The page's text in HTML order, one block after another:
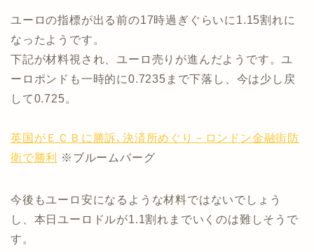
ユーロの指標が出る前の17時過ぎぐらいに1.15割れに
なったようです。
下記が材料視され、ユーロ売りが進んだようです。ユ
ーロポンドも一時的に0.7235まで下落し、今は少し戻
して0.725。
英国がＥＣＢに勝訴､決済所めぐり－ロンドン金融街防
衛で勝利
※ブルームバーグ
今後もユーロ安になるような材料ではないでしょう
し、本日ユーロドルが1.1割れまでいくのは難しそうで
す。